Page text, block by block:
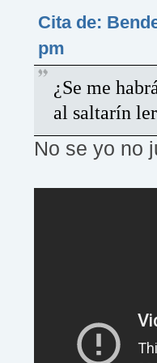
Cita de:
pm
¿Se me
al saltarín
No se yo no